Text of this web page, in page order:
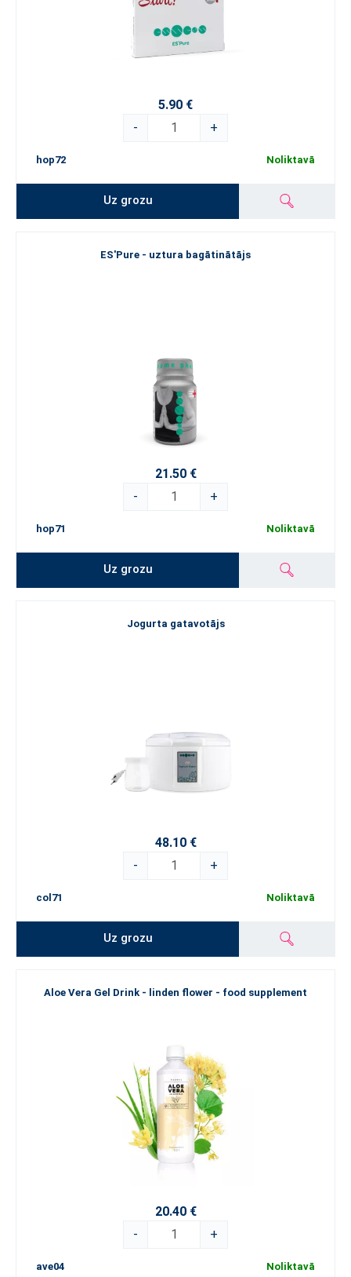
5.90 €
-
+
hop72 Noliktavā
Uz grozu
ES'Pure - uztura bagātinātājs
21.50 €
-
+
hop71 Noliktavā
Uz grozu
Jogurta gatavotājs
48.10 €
-
+
col71 Noliktavā
Uz grozu
Aloe Vera Gel Drink - linden flower - food supplement
20.40 €
-
+
ave04 Noliktavā